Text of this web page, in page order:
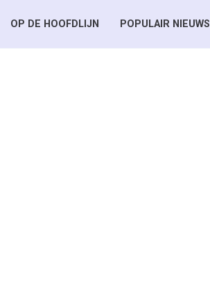
OP DE HOOFDLIJN POPULAIR NIEUWS